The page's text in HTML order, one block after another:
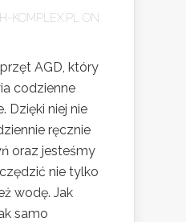
KOMPLEX.PL
ON
AGD, który
codzienne
Dzięki niej nie
ręcznie
oraz jesteśmy
nie tylko
wodę. Jak
samo